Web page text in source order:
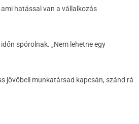
hatással van a vállalkozás
spórolnak. „Nem lehetne egy
jövőbeli munkatársad kapcsán, szánd rá